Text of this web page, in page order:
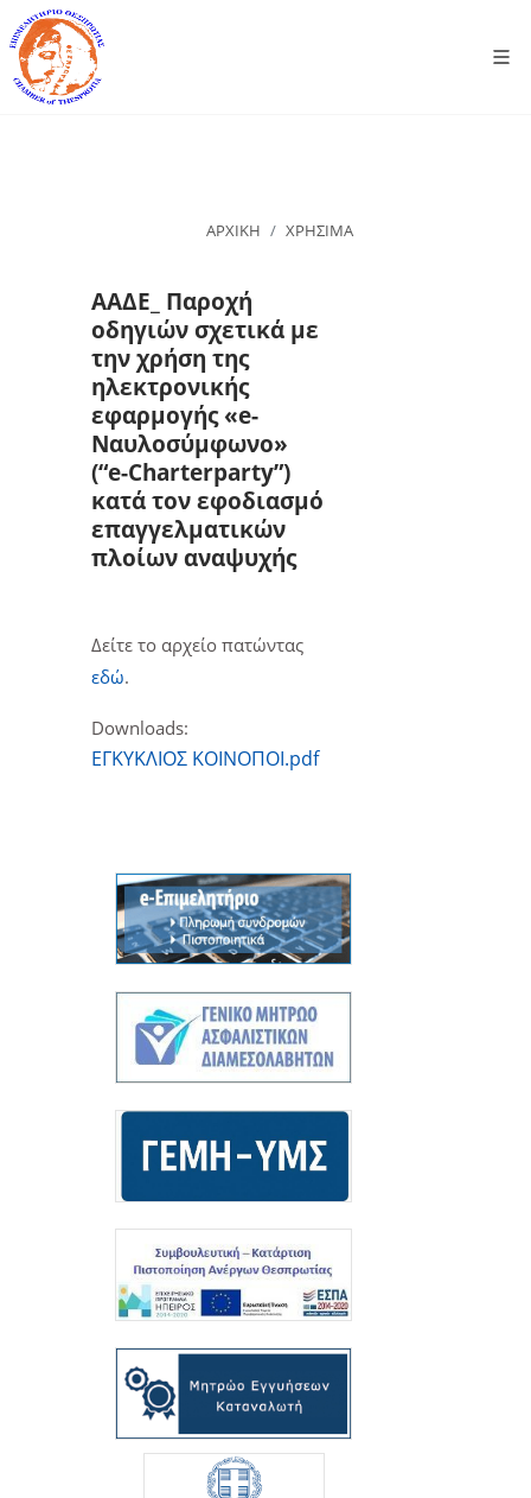
ΑΡΧΙΚΗ ΧΡΗΣΙΜΑ
ΑΑΔΕ_ Παροχή
οδηγιών σχετικά με
την χρήση της
ηλεκτρονικής
εφαρμογής «e-
Ναυλοσύμφωνο»
(“e-Charterparty”)
κατά τον εφοδιασμό
επαγγελματικών
πλοίων αναψυχής
Δείτε το αρχείο πατώντας
εδώ.
Downloads:
ΕΓΚΥΚΛΙΟΣ ΚΟΙΝΟΠΟΙ.pdf